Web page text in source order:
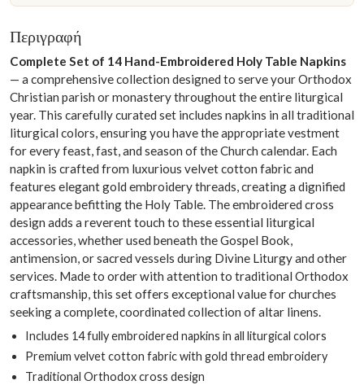
Περιγραφή
Complete Set of 14 Hand-Embroidered Holy Table Napkins
— a comprehensive collection designed to serve your Orthodox
Christian parish or monastery throughout the entire liturgical
year. This carefully curated set includes napkins in all traditional
liturgical colors, ensuring you have the appropriate vestment
for every feast, fast, and season of the Church calendar. Each
napkin is crafted from luxurious velvet cotton fabric and
features elegant gold embroidery threads, creating a dignified
appearance befitting the Holy Table. The embroidered cross
design adds a reverent touch to these essential liturgical
accessories, whether used beneath the Gospel Book,
antimension, or sacred vessels during Divine Liturgy and other
services. Made to order with attention to traditional Orthodox
craftsmanship, this set offers exceptional value for churches
seeking a complete, coordinated collection of altar linens.
Includes 14 fully embroidered napkins in all liturgical colors
Premium velvet cotton fabric with gold thread embroidery
Traditional Orthodox cross design